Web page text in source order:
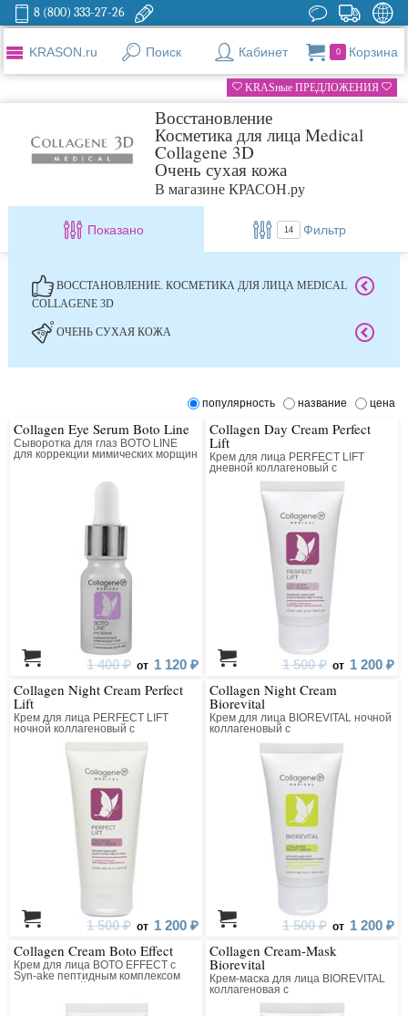
8 (800) 333-27-26
KRASON.ru Поиск Кабинет 0 Корзина
KRASные ПРЕДЛОЖЕНИЯ
Восстановление
Косметика для лица Medical
Collagene 3D
Очень сухая кожа
В магазине КРАСОН.ру
Показано 14 Фильтр
ВОССТАНОВЛЕНИЕ. КОСМЕТИКА ДЛЯ ЛИЦА MEDICAL
COLLAGENE 3D
ОЧЕНЬ СУХАЯ КОЖА
популярность название цена
Collagen Eye Serum Boto Line
Сыворотка для глаз BOTO LINE
для коррекции мимических морщин
1 400 ₽ от 1 120 ₽
Collagen Day Cream Perfect
Lift
Крем для лица PERFECT LIFT
дневной коллагеновый с
матриксилом
1 500 ₽ от 1 200 ₽
Collagen Night Cream Perfect
Lift
Крем для лица PERFECT LIFT
ночной коллагеновый с
матриксилом
1 500 ₽ от 1 200 ₽
Collagen Night Cream
Biorevital
Крем для лица BIOREVITAL ночной
коллагеновый с
1 500 ₽ от 1 200 ₽
Collagen Cream Boto Effect
Крем для лица BOTO EFFECT с
Syn-ake пептидным комплексом
Collagen Cream-Mask
Biorevital
Крем-маска для лица BIOREVITAL
коллагеновая с
восстанавливающим комплексом